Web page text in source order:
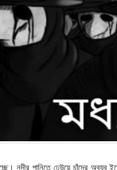
নদীর পানিতে ঢেউয়ে চাঁদের